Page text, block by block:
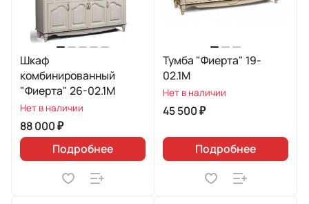
Шкаф
комбинированный
"Фиерта" 26-02.1М
Нет в наличии
88 000 ₽
Подробнее
Тумба "Фиерта" 19-
02.1М
Нет в наличии
45 500 ₽
Подробнее